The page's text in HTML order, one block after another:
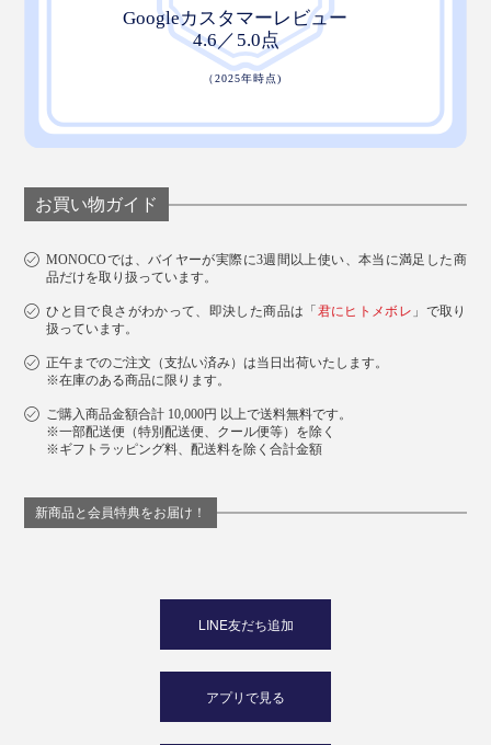
お買い物ガイド
MONOCOでは、バイヤーが実際に3週間以上使い、本当に満足した商
品だけを取り扱っています。
ひと目で良さがわかって、即決した商品は「君にヒトメボレ 」で取り
扱っています。
正午までのご注文（支払い済み）は当日出荷いたします。
※在庫のある商品に限ります。
ご購入商品金額合計 10,000円 以上で送料無料です。
※一部配送便（特別配送便、クール便等）を除く
※ギフトラッピング料、配送料を除く合計金額
新商品と会員特典をお届け！
LINE友だち追加
アプリで見る